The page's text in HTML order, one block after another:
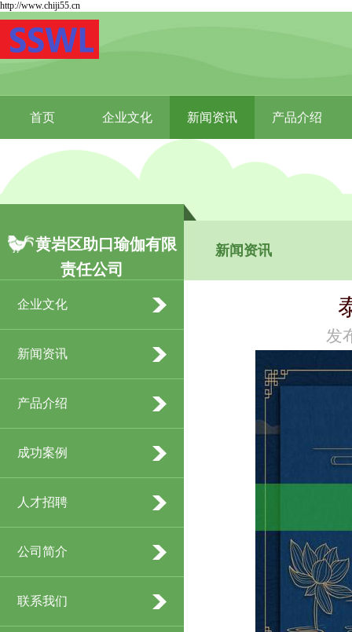
http://www.chiji55.cn
首页 企业文化 新闻资讯 产品介绍
黄岩区助口瑜伽有限
责任公司
新闻资讯
企业文化
新闻资讯
产品介绍
成功案例
人才招聘
公司简介
联系我们
发